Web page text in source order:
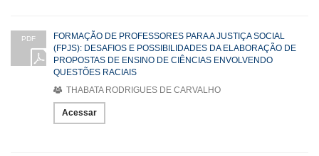
PDF
FORMAÇÃO DE PROFESSORES PARA A JUSTIÇA SOCIAL
(FPJS): DESAFIOS E POSSIBILIDADES DA ELABORAÇÃO DE
PROPOSTAS DE ENSINO DE CIÊNCIAS ENVOLVENDO
QUESTÕES RACIAIS
THABATA RODRIGUES DE CARVALHO
Acessar